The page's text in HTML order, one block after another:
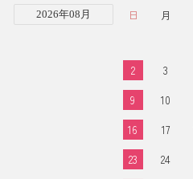
2026年08月 日 月
2
3
9
10
16
17
23
24